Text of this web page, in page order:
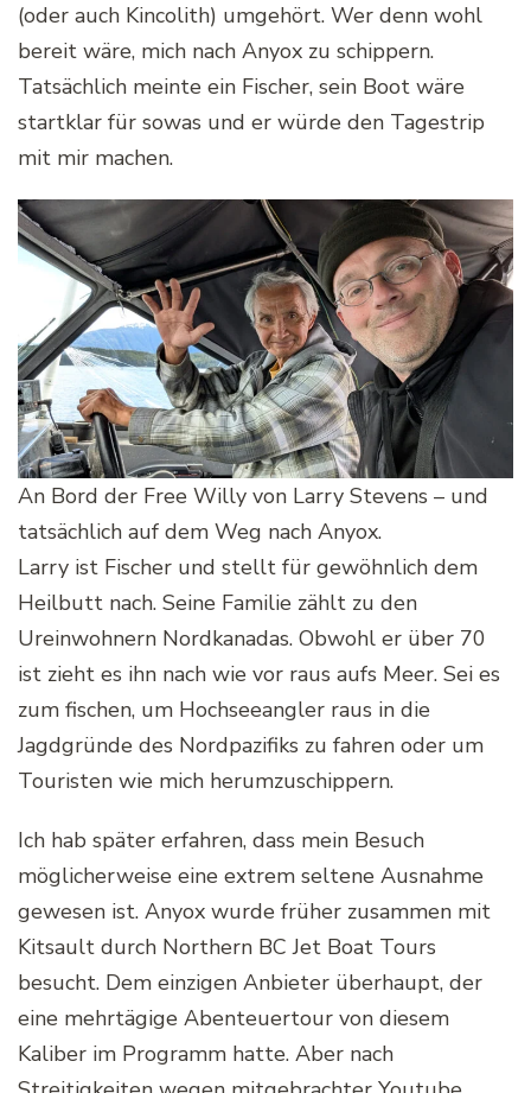
(oder auch Kincolith) umgehört. Wer denn wohl
bereit wäre, mich nach Anyox zu schippern.
Tatsächlich meinte ein Fischer, sein Boot wäre
startklar für sowas und er würde den Tagestrip
mit mir machen.
An Bord der Free Willy von Larry Stevens – und
tatsächlich auf dem Weg nach Anyox.
Larry ist Fischer und stellt für gewöhnlich dem
Heilbutt nach. Seine Familie zählt zu den
Ureinwohnern Nordkanadas. Obwohl er über 70
ist zieht es ihn nach wie vor raus aufs Meer. Sei es
zum fischen, um Hochseeangler raus in die
Jagdgründe des Nordpazifiks zu fahren oder um
Touristen wie mich herumzuschippern.
Ich hab später erfahren, dass mein Besuch
möglicherweise eine extrem seltene Ausnahme
gewesen ist. Anyox wurde früher zusammen mit
Kitsault durch Northern BC Jet Boat Tours
besucht. Dem einzigen Anbieter überhaupt, der
eine mehrtägige Abenteuertour von diesem
Kaliber im Programm hatte. Aber nach